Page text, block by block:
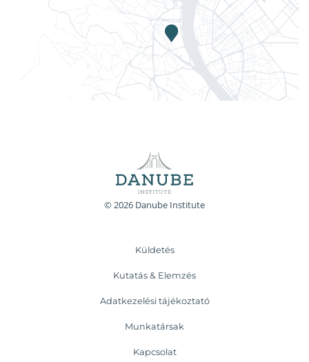
© 2026 Danube Institute
Küldetés
Kutatás & Elemzés
Adatkezelési tájékoztató
Munkatársak
Kapcsolat